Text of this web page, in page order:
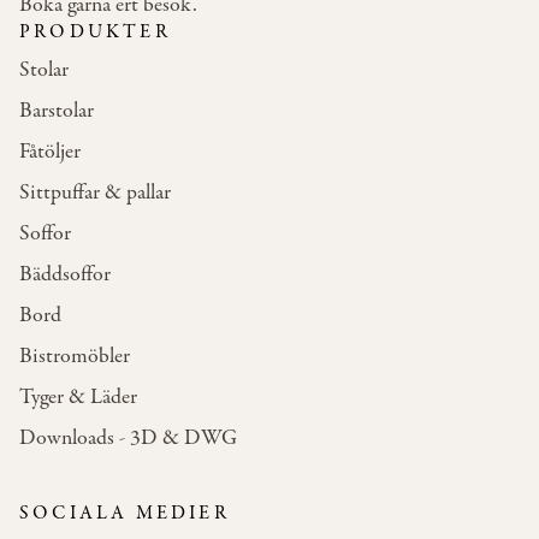
PRODUKTER
Stolar
Barstolar
Fåtöljer
Sittpuffar & pallar
Soffor
Bäddsoffor
Bord
Bistromöbler
Tyger & Läder
Downloads - 3D & DWG
SOCIALA MEDIER